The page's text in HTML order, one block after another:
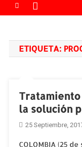
ETIQUETA:
la solución
25 Septiembre,
COLOMBIA (25